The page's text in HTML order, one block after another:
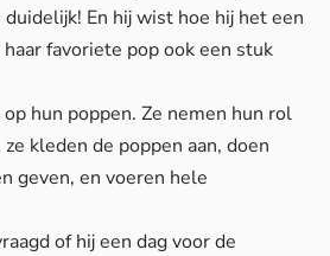
En hij wist hoe hij het een
favoriete pop ook een stuk
hun poppen. Ze nemen hun rol
ze kleden de poppen aan, doen
geven, en voeren hele
of hij een dag voor de